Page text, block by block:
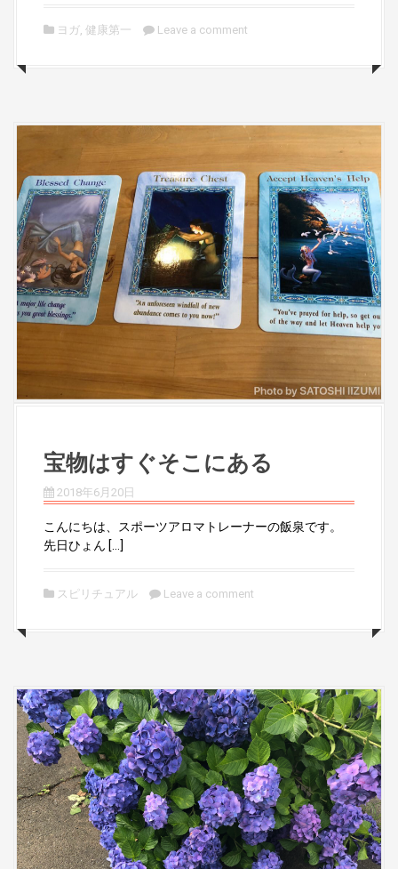
ヨガ, 健康第一 Leave a comment
宝物はすぐそこにある
2018年6月20日
こんにちは、スポーツアロマトレーナーの飯泉です。
先日ひょん […]
スピリチュアル Leave a comment